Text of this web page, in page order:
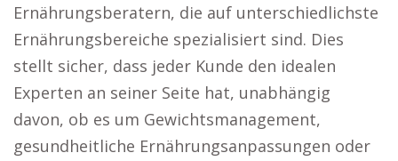
Ernährungsberatern, die auf unterschiedlichste
Ernährungsbereiche spezialisiert sind. Dies
stellt sicher, dass jeder Kunde den idealen
Experten an seiner Seite hat, unabhängig
davon, ob es um Gewichtsmanagement,
gesundheitliche Ernährungsanpassungen oder